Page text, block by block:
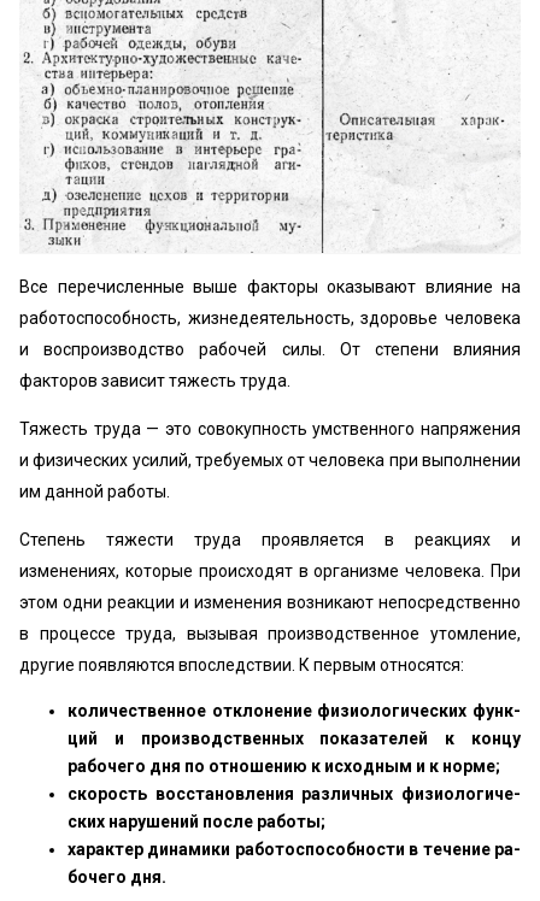
Все перечисленные выше факторы оказывают влия­ние на
работоспособность, жизнедеятельность, здоровье человека
и воспроизводство рабочей силы. От степени влияния
факторов зависит тяжесть труда.
Тяжесть труда — это совокупность умственного на­пряжения
и физических усилий, требуемых от человека при выполнении
им данной работы.
Степень тяжести труда проявляется в реакциях и
изменениях, которые происходят в организме человека. При
этом одни реакции и изменения возникают непо­средственно
в процессе труда, вызывая производствен­ное утомление,
другие появляются впоследствии. К пер­вым относятся:
количественное отклонение физиологических функ­
ций и производственных показателей к концу
рабочего дня по отношению к исходным и к норме;
скорость восстановления различных физиологиче­
ских нарушений после работы;
характер динамики работоспособности в течение ра­
бочего дня.